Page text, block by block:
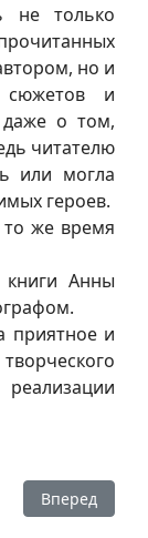
не только
но и
сюжетов и
даже о том,
читателю
или могла
героев.
же время
Анны
приятное и
Следующий:
Вперед